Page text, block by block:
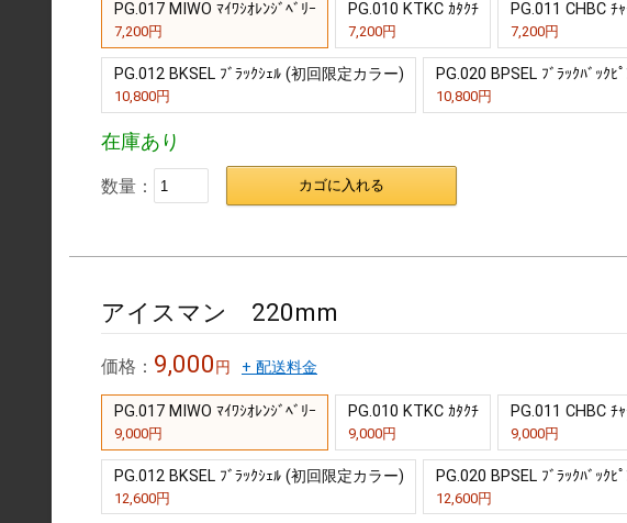
PG.017 MIWO ﾏｲﾜｼｵﾚﾝｼﾞﾍﾞﾘｰ
7,200円
PG.010 KTKC ｶﾀｸﾁ
7,200円
PG.011 CHBC ﾁ
7,200円
PG.012 BKSEL ﾌﾞﾗｯｸｼｪﾙ (初回限定カラー)
10,800円
PG.020 BPSEL ﾌﾞﾗｯｸﾊﾞｯｸ
10,800円
在庫あり
数量： カゴに入れる
アイスマン 220mm
価格： 9,000円 + 配送料金
PG.017 MIWO ﾏｲﾜｼｵﾚﾝｼﾞﾍﾞﾘｰ
9,000円
PG.010 KTKC ｶﾀｸﾁ
9,000円
PG.011 CHBC ﾁ
9,000円
PG.012 BKSEL ﾌﾞﾗｯｸｼｪﾙ (初回限定カラー)
12,600円
PG.020 BPSEL ﾌﾞﾗｯｸﾊﾞｯｸ
12,600円